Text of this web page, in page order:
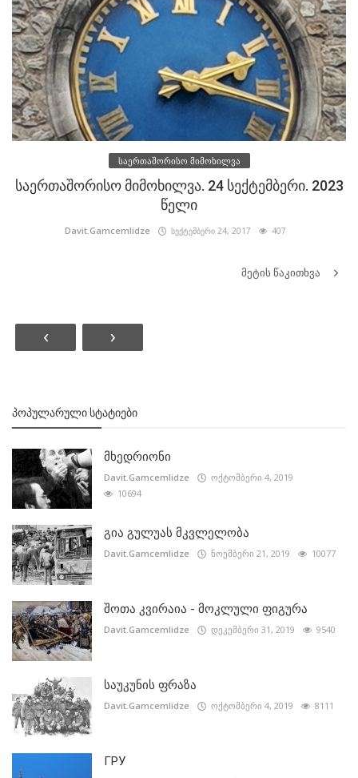
საერთაშორისო მიმოხილვა
საერთაშორისო მიმოხილვა. 24 სექტემბერი. 2023
წელი
Davit.Gamcemlidze სექტემბერი 24, 2017 407
მეტის წაკითხვა
‹ ›
ᲞᲝᲞᲣᲚᲐᲠᲣᲚᲘ ᲡᲢᲐᲢᲘᲔᲑᲘ
მხედრიონი
Davit.Gamcemlidze
ოქტომბერი 4, 2019
10694
გია გულუას მკვლელობა
Davit.Gamcemlidze ნოემბერი 21, 2019 10077
შოთა კვირაია - მოკლული ფიგურა
Davit.Gamcemlidze დეკემბერი 31, 2019 9540
საუკუნის ფრაზა
Davit.Gamcemlidze ოქტომბერი 4, 2019 8111
ГРУ